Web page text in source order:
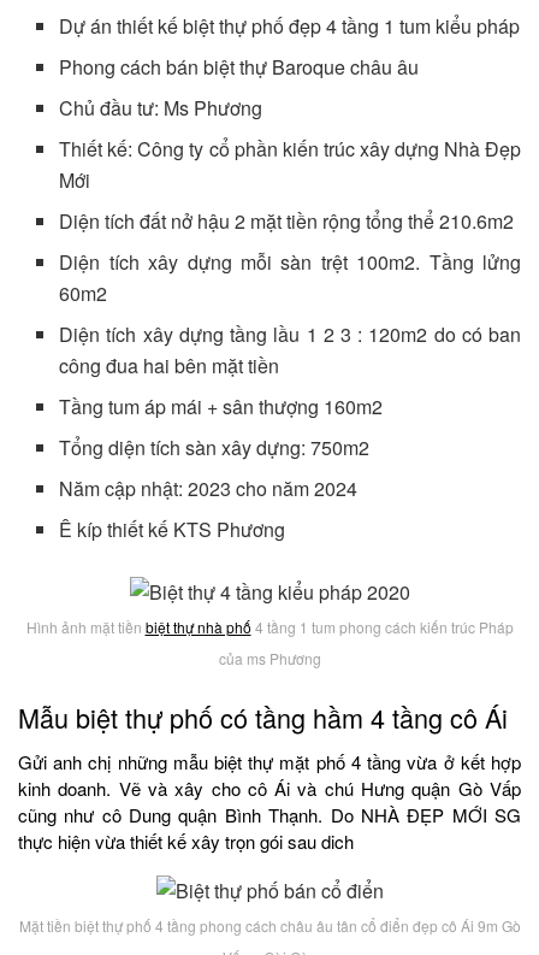
Dự án thiết kế biệt thự phố đẹp 4 tầng 1 tum kiểu pháp
Phong cách bán biệt thự Baroque châu âu
Chủ đầu tư: Ms Phương
Thiết kế: Công ty cổ phần kiến trúc xây dựng Nhà Đẹp
Mới
Diện tích đất nở hậu 2 mặt tiền rộng tổng thể 210.6m2
Diện tích xây dựng mỗi sàn trệt 100m2. Tầng lửng
60m2
Diện tích xây dựng tầng lầu 1 2 3 : 120m2 do có ban
công đua hai bên mặt tiền
Tầng tum áp mái + sân thượng 160m2
Tổng diện tích sàn xây dựng: 750m2
Năm cập nhật: 2023 cho năm 2024
Ê kíp thiết kế KTS Phương
Hình ảnh mặt tiền biệt thự nhà phố 4 tầng 1 tum phong cách kiến trúc Pháp
của ms Phương
Mẫu biệt thự phố có tầng hầm 4 tầng cô Ái
Gửi anh chị những mẫu biệt thự mặt phố 4 tầng vừa ở kết hợp
kinh doanh. Vẽ và xây cho cô Ái và chú Hưng quận Gò Vấp
cũng như cô Dung quận Bình Thạnh. Do NHÀ ĐẸP MỚI SG
thực hiện vừa thiết kế xây trọn gói sau dich
Mặt tiền biệt thự phố 4 tầng phong cách châu âu tân cổ điển đẹp cô Ái 9m Gò